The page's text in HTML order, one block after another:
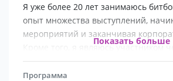
Я уже более 20 лет занимаюсь
опыт множества выступлений,
мероприятий и заканчивая
Кроме того, я являюсь участником
России по битбоксу и постоянным
окружных соревнований.
Показать больше
Программа